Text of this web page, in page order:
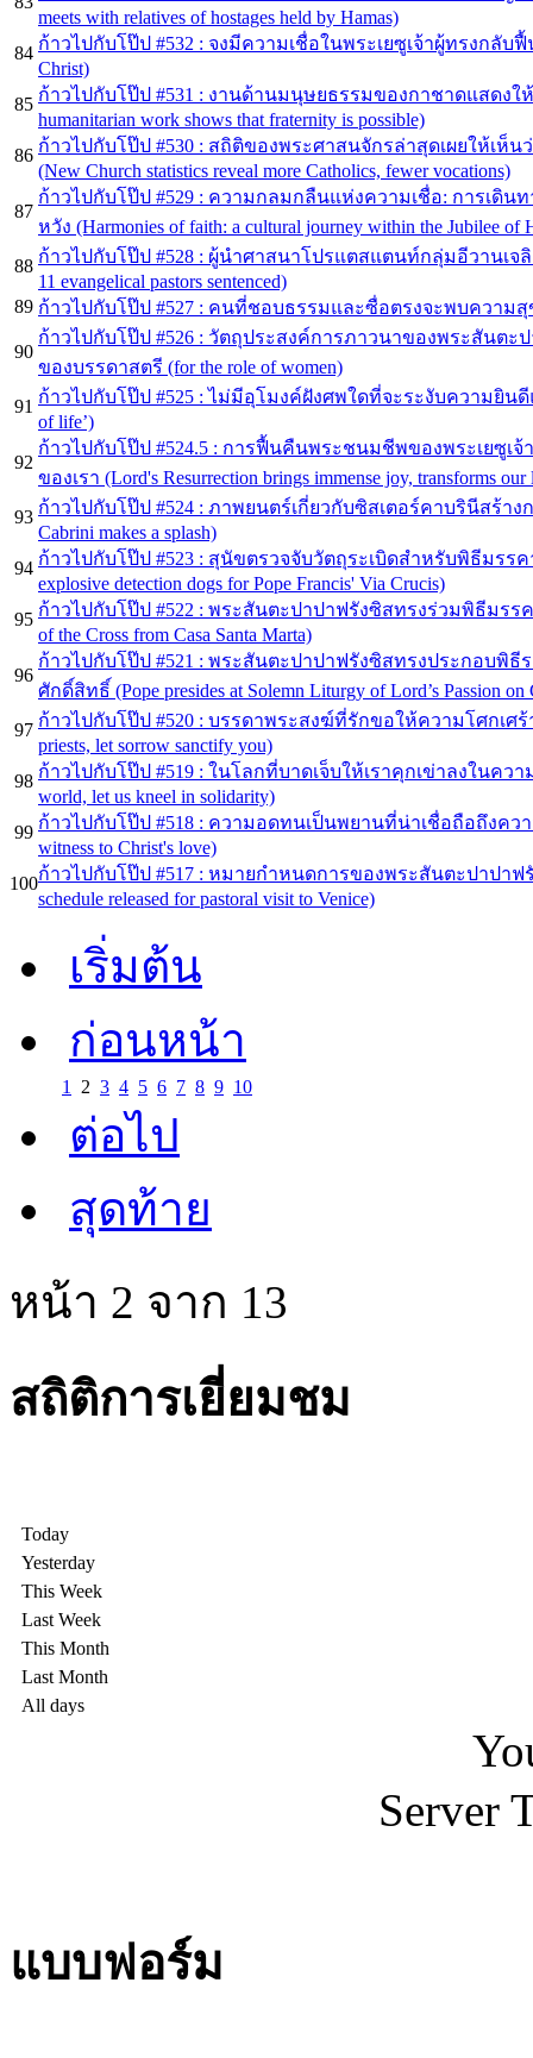
meets with relatives of hostages held by Hamas)
84 ก้าวไปกับโป๊ป #532 : จงมีความเชื่อในพระเยซูเจ้าผู้ทรงกลับฟื้น
Christ)
85 ก้าวไปกับโป๊ป #531 : งานด้านมนุษยธรรมของกาชาดแสดงให้
humanitarian work shows that fraternity is possible)
86 ก้าวไปกับโป๊ป #530 : สถิติของพระศาสนจักรล่าสุดเผยให้เ
(New Church statistics reveal more Catholics, fewer vocations)
87
ก้าวไปกับโป๊ป #529 : ความกลมกลืนแห่งความเชื่อ: การเดิ
หวัง (Harmonies of faith: a cultural journey within the Jubilee of
88 ก้าวไปกับโป๊ป #528 : ผู้นำศาสนาโปรแตสแตนท์กลุ่มอีวานเจ
11 evangelical pastors sentenced)
89 ก้าวไปกับโป๊ป #527 : คนที่ชอบธรรมและซื่อตรงจะพบความสุข
90
ก้าวไปกับโป๊ป #526 : วัตถุประสงค์การภาวนาของพระสันตะ
ของบรรดาสตรี (for the role of women)
91 ก้าวไปกับโป๊ป #525 : ไม่มีอุโมงค์ฝังศพใดที่จะระงับความยินดีแห่
of life’)
92
ก้าวไปกับโป๊ป #524.5 : การฟื้นคืนพระชนมชีพของพระเยซู
ของเรา (Lord's Resurrection brings immense joy, transforms our
93 ก้าวไปกับโป๊ป #524 : ภาพยนตร์เกี่ยวกับซิสเตอร์คาบรินีสร้างก
Cabrini makes a splash)
94 ก้าวไปกับโป๊ป #523 : สุนัขตรวจจับวัตถุระเบิดสำหรับพิธีมร
explosive detection dogs for Pope Francis' Via Crucis)
95 ก้าวไปกับโป๊ป #522 : พระสันตะปาปาฟรังซิสทรงร่วมพิธีมรร
of the Cross from Casa Santa Marta)
96
ก้าวไปกับโป๊ป #521 : พระสันตะปาปาฟรังซิสทรงประกอบพิ
ศักดิ์สิทธิ์ (Pope presides at Solemn Liturgy of Lord’s Passion on
97 ก้าวไปกับโป๊ป #520 : บรรดาพระสงฆ์ที่รักขอให้ความโศกเศร้
priests, let sorrow sanctify you)
98 ก้าวไปกับโป๊ป #519 : ในโลกที่บาดเจ็บให้เราคุกเข่าลงในควา
world, let us kneel in solidarity)
99 ก้าวไปกับโป๊ป #518 : ความอดทนเป็นพยานที่น่าเชื่อถือถึงควา
witness to Christ's love)
100ก้าวไปกับโป๊ป #517 : หมายกำหนดการของพระสันตะปาปาฟรั
schedule released for pastoral visit to Venice)
เริ่มต้น
ก่อนหน้า
1 2 3 4 5 6 7 8 9 10
ต่อไป
สุดท้าย
หน้า 2 จาก 13
สถิติการเยี่ยมชม
Today
Yesterday
This Week
Last Week
This Month
Last Month
All days
Server
แบบฟอร์ม